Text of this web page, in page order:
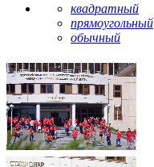
квадратный
прямоугольный
обычный